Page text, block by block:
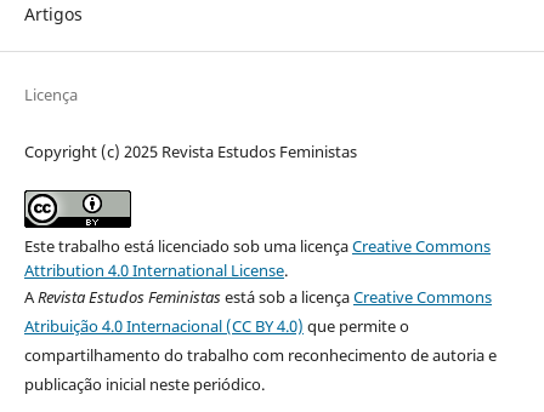
Artigos
Licença
Copyright (c) 2025 Revista Estudos Feministas
Este trabalho está licenciado sob uma licençaCreative Commons
Attribution 4.0 International License.
ARevista Estudos Feministasestá sob a licençaCreative Commons
Atribuição 4.0 Internacional (CC BY 4.0) que permite o
compartilhamento do trabalho com reconhecimento de autoria e
publicação inicial neste periódico.